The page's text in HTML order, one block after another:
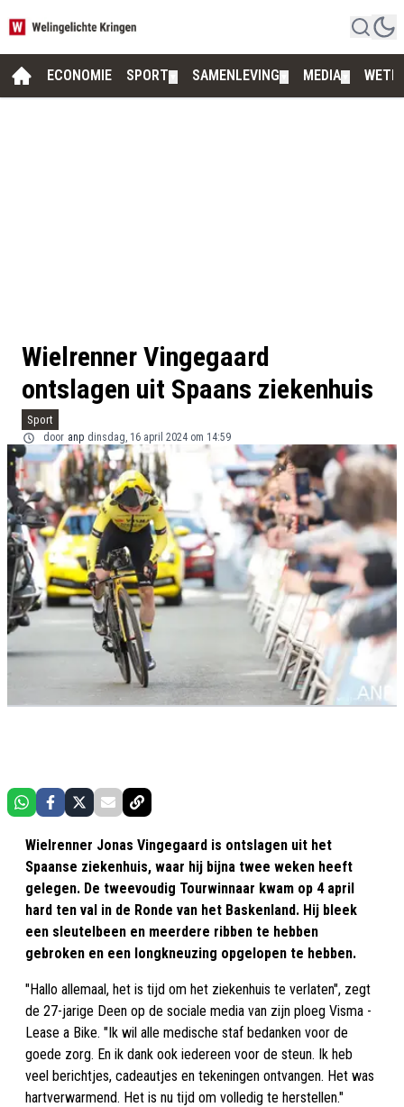
ECONOMIE SPORT SAMENLEVING MEDIA
Wielrenner Vingegaard
ontslagen uit Spaans ziekenhuis
Sport
door anp dinsdag, 16 april 2024 om 14:59
Wielrenner Jonas Vingegaard is ontslagen uit het
Spaanse ziekenhuis, waar hij bijna twee weken heeft
gelegen. De tweevoudig Tourwinnaar kwam op 4 april
hard ten val in de Ronde van het Baskenland. Hij bleek
een sleutelbeen en meerdere ribben te hebben
gebroken en een longkneuzing opgelopen te hebben.
"Hallo allemaal, het is tijd om het ziekenhuis te verlaten", zegt
de 27-jarige Deen op de sociale media van zijn ploeg Visma -
Lease a Bike. "Ik wil alle medische staf bedanken voor de
goede zorg. En ik dank ook iedereen voor de steun. Ik heb
veel berichtjes, cadeautjes en tekeningen ontvangen. Het was
hartverwarmend. Het is nu tijd om volledig te herstellen."